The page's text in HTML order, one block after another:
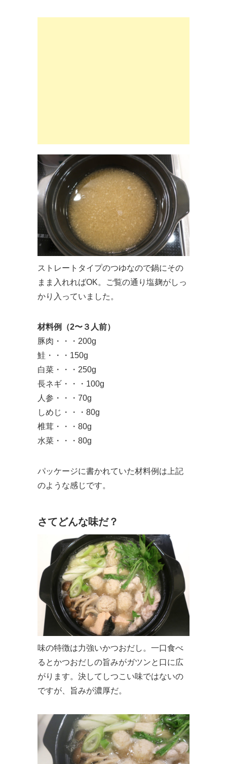
ストレートタイプのつゆなので鍋にその
まま入れればOK。ご覧の通り塩麹がしっ
かり入っていました。
材料例（2〜３人前）
豚肉・・・200g
鮭・・・150g
白菜・・・250g
長ネギ・・・100g
人参・・・70g
しめじ・・・80g
椎茸・・・80g
水菜・・・80g
パッケージに書かれていた材料例は上記
のような感じです。
さてどんな味だ？
味の特徴は力強いかつおだし。一口食べ
るとかつおだしの旨みがガツンと口に広
がります。決してしつこい味ではないの
ですが、旨みが濃厚だ。